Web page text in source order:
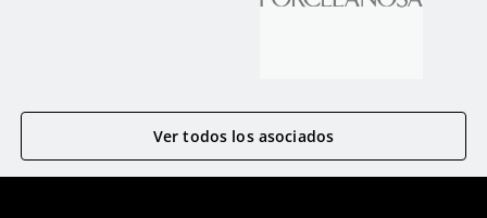
Ver todos los asociados